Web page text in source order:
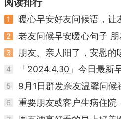
官方渠道，不信短信；
3. 收到可疑短信，直接
看热闹，更不要转发。
尤其是家里老人，一
陌生短信，不要贪图小便
不盲目操作。
总结
阅读排行
1 暖心早安好友问候语，让
2
老友问候早安暖心句子
3
朋友、亲人阳了，安慰的
4
「2024.4.30」今日最新
5
9月1日群发亲友温馨问
6
重要朋友或客户生病住院